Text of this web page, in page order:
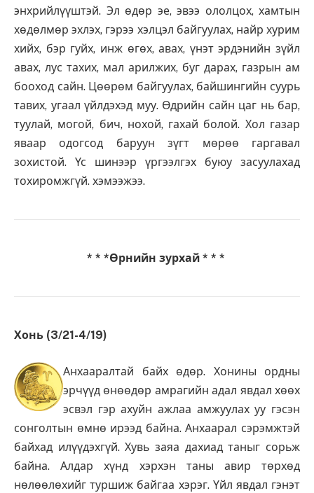
энхрийлүүштэй. Эл өдөр эе, эвээ ололцох, хамтын
хөдөлмөр эхлэх, гэрээ хэлцэл байгуулах, найр хурим
хийх, бэр гуйх, инж өгөх, авах, үнэт эрдэнийн зүйл
авах, лус тахих, мал арилжих, буг дарах, газрын ам
бооход сайн. Цөөрөм байгуулах, байшингийн суурь
тавих, угаал үйлдэхэд муу. Өдрийн сайн цаг нь бар,
туулай, могой, бич, нохой, гахай болой. Хол газар
яваар одогсод баруун зүгт мөрөө гаргавал
зохистой. Үс шинээр үргээлгэх буюу засуулахад
тохиромжгүй. хэмээжээ.
* * *Өрнийн зурхай * * *
Хонь (3/21-4/19)
Анхааралтай байх өдөр. Хонины ордны
эрчүүд өнөөдөр амрагийн адал явдал хөөх
эсвэл гэр ахуйн ажлаа амжуулах уу гэсэн
сонголтын өмнө ирээд байна. Анхаарал сэрэмжтэй
байхад илүүдэхгүй. Хувь заяа дахиад таныг сорьж
байна. Алдар хүнд хэрхэн таны авир төрхөд
нөлөөлөхийг туршиж байгаа хэрэг. Үйл явдал гэнэт